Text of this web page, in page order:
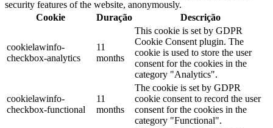
security features of the website, anonymously.
Cookie
Duração Descrição
cookielawinfo-
checkbox-analytics
11
months
This cookie is set by GDPR
Cookie Consent plugin. The
cookie is used to store the user
consent for the cookies in the
category "Analytics".
cookielawinfo-
checkbox-functional
11
months
The cookie is set by GDPR
cookie consent to record the user
consent for the cookies in the
category "Functional".